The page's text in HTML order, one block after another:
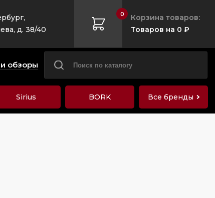
д. 38/40
0
Корзина товаров:
Товаров на 0 ₽
обзоры
Sirius BORK Все бренды